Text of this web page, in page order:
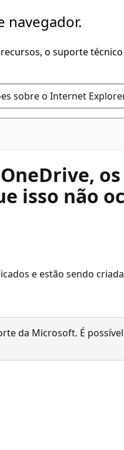
navegador.
o suporte
sobre o Internet
isso não
e estão sendo
da Microsoft. É